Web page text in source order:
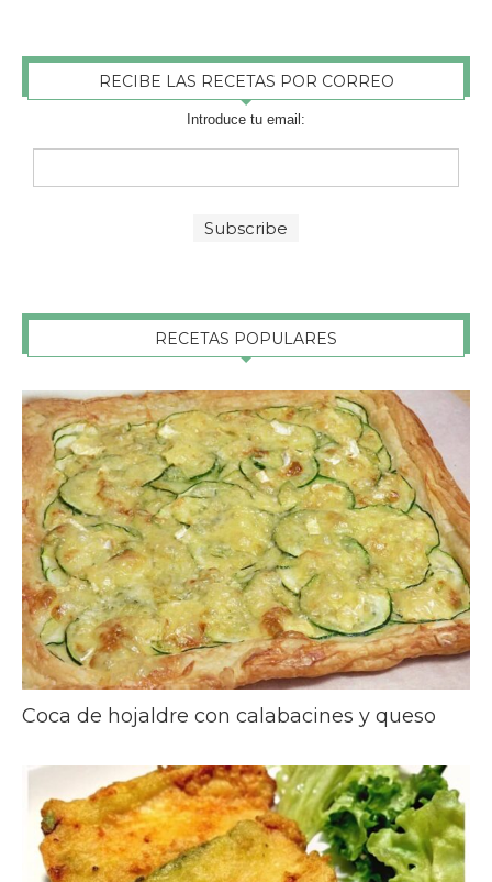
RECIBE LAS RECETAS POR CORREO
Introduce tu email:
RECETAS POPULARES
Coca de hojaldre con calabacines y queso